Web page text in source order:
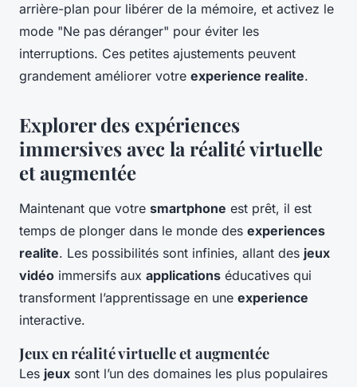
arrière-plan pour libérer de la mémoire, et activez le
mode "Ne pas déranger" pour éviter les
interruptions. Ces petites ajustements peuvent
grandement améliorer votre experience realite.
Explorer des expériences
immersives avec la réalité virtuelle
et augmentée
Maintenant que votre smartphone est prêt, il est
temps de plonger dans le monde des experiences
realite. Les possibilités sont infinies, allant des jeux
vidéo immersifs aux applications éducatives qui
transforment l’apprentissage en une experience
interactive.
Jeux en réalité virtuelle et augmentée
Les jeux sont l’un des domaines les plus populaires